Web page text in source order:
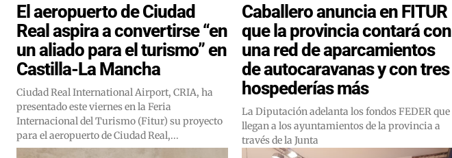
El aeropuerto de Ciudad
Real aspira a convertirse “en
un aliado para el turismo” en
Castilla-La Mancha
Ciudad Real International Airport, CRIA, ha
presentado este viernes en la Feria
Internacional del Turismo (Fitur) su proyecto
para el aeropuerto de Ciudad Real,...
Caballero anuncia en FITUR
que la provincia contará con
una red de aparcamientos
de autocaravanas y con tres
hospederías más
La Diputación adelanta los fondos FEDER que
llegan a los ayuntamientos de la provincia a
través de la Junta